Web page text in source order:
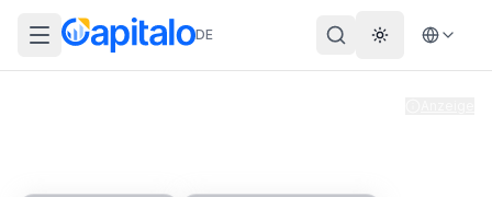
DE Theme